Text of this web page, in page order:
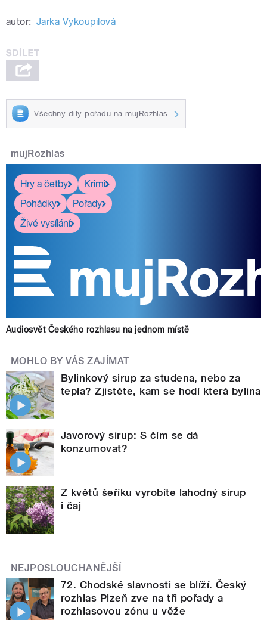
autor: Jarka Vykoupilová
Všechny díly pořadu na mujRozhlas
mujRozhlas
Hry a četby
Krimi
Pohádky
Pořady
Živé vysílání
Audiosvět Českého rozhlasu na jednom místě
MOHLO BY VÁS ZAJÍMAT
Bylinkový sirup za studena, nebo za
tepla? Zjistěte, kam se hodí která bylina
Javorový sirup: S čím se dá
konzumovat?
Z květů šeříku vyrobíte lahodný sirup
i čaj
NEJPOSLOUCHANĚJŠÍ
72. Chodské slavnosti se blíží. Český
rozhlas Plzeň zve na tři pořady a
rozhlasovou zónu u věže